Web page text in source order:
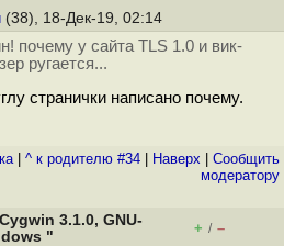
(38), 18-Дек-19, 02:14
у сайта TLS 1.0 и вик-
ругается...
странички написано почему.
| ^ к родителю #34 Наверх
Cообщить
модератору
3.1.0, GNU-
"
+ / –